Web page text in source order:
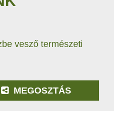
vesző természeti
MEGOSZTÁS